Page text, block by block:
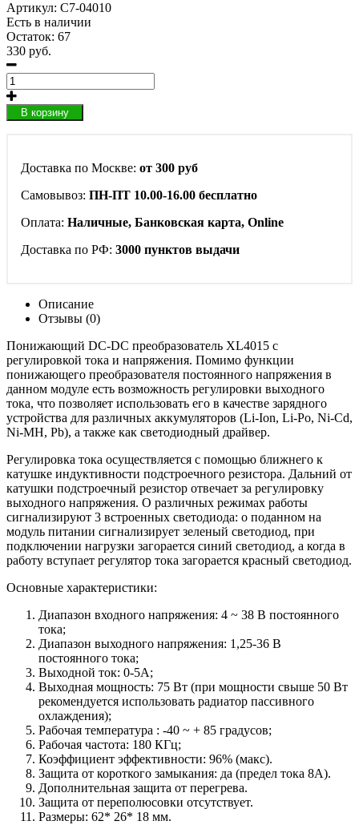
Артикул: C7-04010
Есть в наличии
Остаток: 67
330 руб.
В корзину
Доставка по Москве: от 300 руб
Самовывоз: ПН-ПТ 10.00-16.00 бесплатно
Оплата: Наличные, Банковская карта, Online
Доставка по РФ: 3000 пунктов выдачи
Описание
Отзывы (0)
Понижающий DC-DС преобразователь XL4015 с
регулировкой тока и напряжения. Помимо функции
понижающего преобразователя постоянного напряжения в
данном модуле есть возможность регулировки выходного
тока, что позволяет использовать его в качестве зарядного
устройства для различных аккумуляторов (Li-Ion, Li-Po, Ni-Cd,
Ni-MH, Pb), а также как светодиодный драйвер.
Регулировка тока осуществляется с помощью ближнего к
катушке индуктивности подстроечного резистора. Дальний от
катушки подстроечный резистор отвечает за регулировку
выходного напряжения. О различных режимах работы
сигнализируют 3 встроенных светодиода: о поданном на
модуль питании сигнализирует зеленый светодиод, при
подключении нагрузки загорается синий светодиод, а когда в
работу вступает регулятор тока загорается красный светодиод.
Основные характеристики:
Диапазон входного напряжения: 4 ~ 38 В постоянного
тока;
Диапазон выходного напряжения: 1,25-36 В
постоянного тока;
Выходной ток: 0-5A;
Выходная мощность: 75 Вт (при мощности свыше 50 Вт
рекомендуется использовать радиатор пассивного
охлаждения);
Рабочая температура : -40 ~ + 85 градусов;
Рабочая частота: 180 КГц;
Коэффициент эффективности: 96% (макс).
Защита от короткого замыкания: да (предел тока 8А).
Дополнительная защита от перегрева.
Защита от переполюсовки отсутствует.
Размеры: 62* 26* 18 мм.